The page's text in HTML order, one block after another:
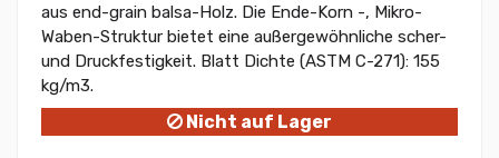
aus end-grain balsa-Holz. Die Ende-Korn -, Mikro-
Waben-Struktur bietet eine außergewöhnliche scher-
und Druckfestigkeit. Blatt Dichte (ASTM C-271): 155
kg/m3.
Nicht auf Lager